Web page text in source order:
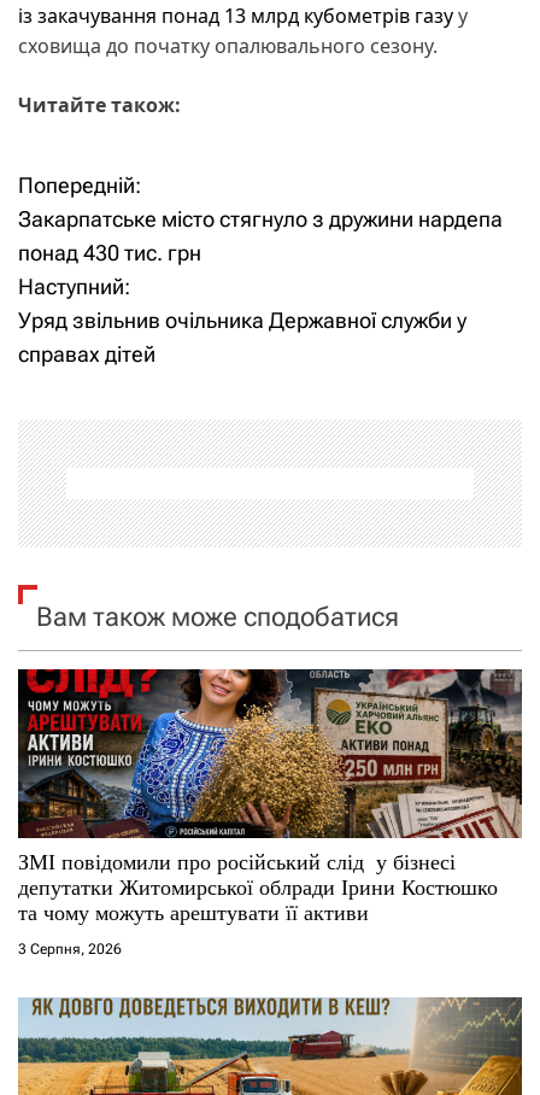
із закачування понад 13 млрд кубометрів газуу
сховища до початку опалювального сезону.
Читайте також:
Н
а
в
і
а
ц
і
я
з
а
п
и
с
і
Попередній:
Закарпатське місто стягнуло з дружини нардепа
понад 430 тис. грн
Наступний:
Уряд звільнив очільника Державної служби у
справах дітей
Вам також може сподобатися
ЗМІ повідомили про російський слід у бізнесі
депутатки Житомирської облради Ірини Костюшко
та чому можуть арештувати її активи
3 Серпня, 2026